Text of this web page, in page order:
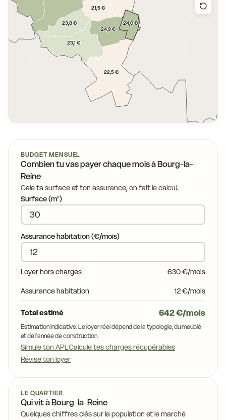
22,5 €
23,1 €
21,5 €
23,8 €
24,9 €
24,0 €
BUDGET MENSUEL
Combien tu vas payer chaque mois àBourg-la-
Reine
Cale ta surface et ton assurance, on fait le calcul.
Surface (m²)
Assurance habitation (€/mois)
Loyer hors charges 630 €/mois
Assurance habitation 12 €/mois
Total estimé 642 €/mois
Estimation indicative. Le loyer réel dépend de la typologie, du meublé
et de l'année de construction.
Simule ton APLCalcule tes charges récupérables
Révise ton loyer
LE QUARTIER
Qui vit à Bourg-la-Reine
Quelques chiffres clés sur la population et le marché